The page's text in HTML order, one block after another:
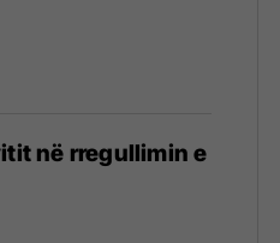
në rregullimin e